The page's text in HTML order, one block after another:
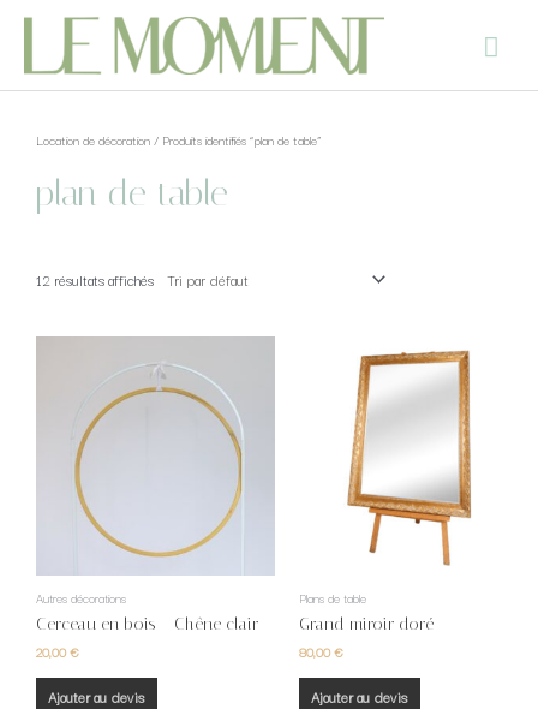
Location de décoration/ Produits identifiés “plan de table”
plan de table
12 résultats affichés
Autres décorations
Cerceau en bois – Chêne clair
20,00€
Ajouter au devis
Plans de table
Grand miroir doré
80,00€
Ajouter au devis